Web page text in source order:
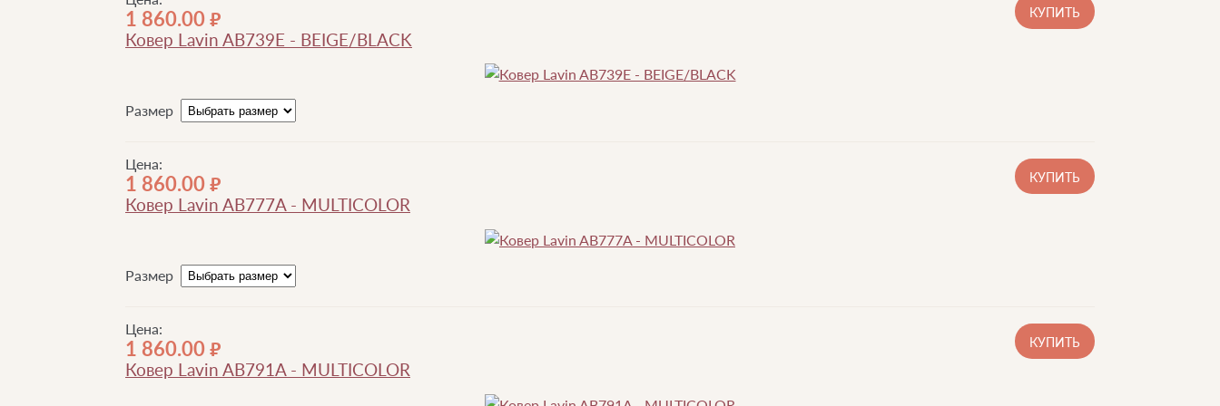
1 860.00 руб. КУПИТЬ
Ковер Lavin AB739E - BEIGE/BLACK
Размер
Цена:
1 860.00 руб. КУПИТЬ
Ковер Lavin AB777A - MULTICOLOR
Размер
Цена:
1 860.00 руб. КУПИТЬ
Ковер Lavin AB791A - MULTICOLOR